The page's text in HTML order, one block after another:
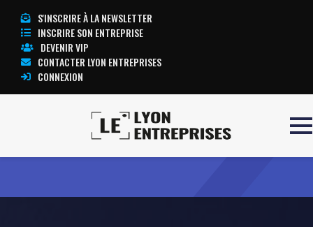
S'INSCRIRE À LA NEWSLETTER
INSCRIRE SON ENTREPRISE
DEVENIR VIP
CONTACTER LYON ENTREPRISES
CONNEXION